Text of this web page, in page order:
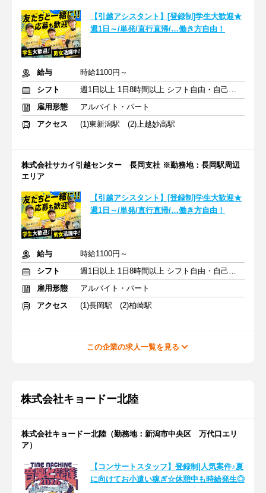
【引越アシスタント】[登録制]学生大歓迎★
週1日～/単発/直行直帰/…働き方自由！
給与
時給1100円～
シフト
週1日以上 1日8時間以上 シフト自由・自己申告
雇用形態
アルバイト・パート
アクセス
(1)東新潟駅 (2)上越妙高駅
株式会社サカイ引越センター 長岡支社 ※勤務地：長岡駅周辺
エリア
【引越アシスタント】[登録制]学生大歓迎★
週1日～/単発/直行直帰/…働き方自由！
給与
時給1100円～
シフト
週1日以上 1日8時間以上 シフト自由・自己申告
雇用形態
アルバイト・パート
アクセス
(1)長岡駅 (2)柏崎駅
この企業の求人一覧を見る
株式会社キョードー北陸
株式会社キョードー北陸（勤務地：新潟市中央区 万代口エリ
ア）
【コンサートスタッフ】登録制|人気案件♪夏
に向けてお小遣い稼ぎ☆休憩中も時給発生◎